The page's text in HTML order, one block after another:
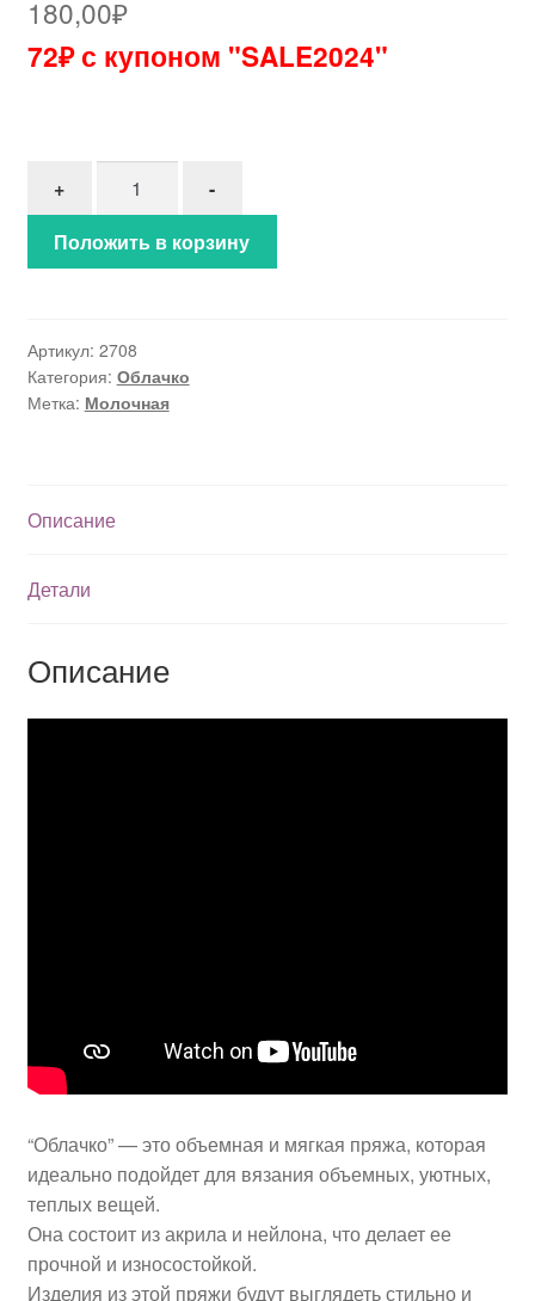
180,00₽
72₽ с купоном "SALE2024"
+
-
Положить в корзину
Артикул: 2708
Категория: Облачко
Метка: Молочная
Описание
Детали
Описание
“Облачко” — это объемная и мягкая пряжа, которая
идеально подойдет для вязания объемных, уютных,
теплых вещей.
Она состоит из акрила и нейлона, что делает ее
прочной и износостойкой.
Изделия из этой пряжи будут выглядеть стильно и